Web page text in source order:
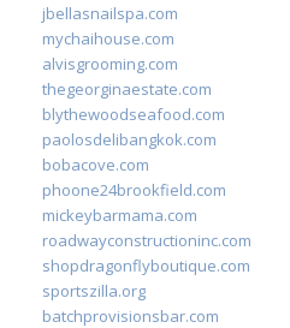
jbellasnailspa.com
mychaihouse.com
alvisgrooming.com
thegeorginaestate.com
blythewoodseafood.com
paolosdelibangkok.com
bobacove.com
phoone24brookfield.com
mickeybarmama.com
roadwayconstructioninc.com
shopdragonflyboutique.com
sportszilla.org
batchprovisionsbar.com